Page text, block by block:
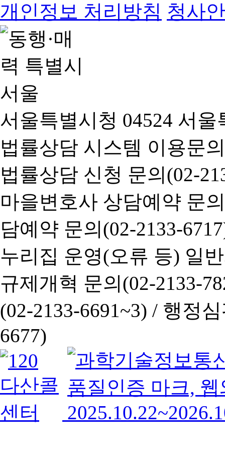
개인정보 처리방침 청사
서울특별시청 04524 서
법률상담 시스템 이용문
법률상담 신청 문의(02-
마을변호사 상담예약 문
담예약 문의(02-2133-
누리집 운영(오류 등) 일
규제개혁 문의(02-2133-
(02-2133-6691~3) / 행정심
6677)